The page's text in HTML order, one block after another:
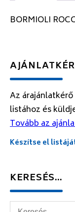
BORMIOLI
Az
listához és
Tovább az
Készítse el
KERESÉS…